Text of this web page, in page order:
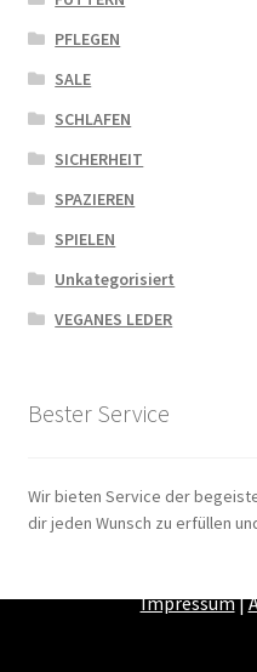
PFLEGEN
SALE
SCHLAFEN
SICHERHEIT
SPAZIEREN
SPIELEN
Unkategorisiert
VEGANES LEDER
Bester Service
Wir bieten Service der
dir jeden Wunsch zu erfüllen
Impressum|